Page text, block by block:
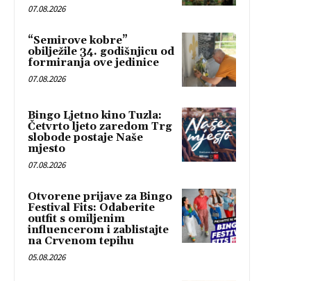
07.08.2026
“Semirove kobre”
obilježile 34. godišnjicu od
formiranja ove jedinice
07.08.2026
Bingo Ljetno kino Tuzla:
Četvrto ljeto zaredom Trg
slobode postaje Naše
mjesto
07.08.2026
Otvorene prijave za Bingo
Festival Fits: Odaberite
outfit s omiljenim
influencerom i zablistajte
na Crvenom tepihu
05.08.2026